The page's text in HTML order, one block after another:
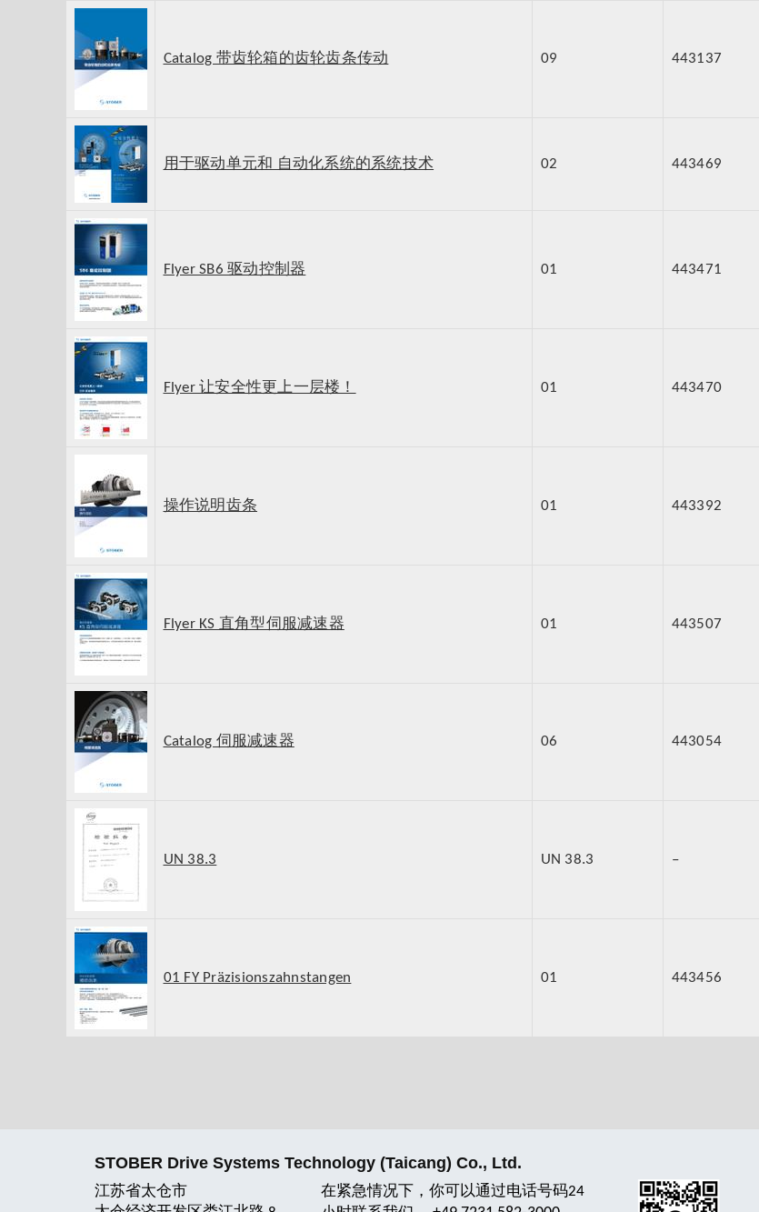
Catalog 带齿轮箱的齿轮齿条传动 09 443137
用于驱动单元和 自动化系统的系统技术 02 443469
Flyer SB6 驱动控制器 01 443471
Flyer 让安全性更上一层楼！ 01 443470
操作说明齿条 01 443392
Flyer KS 直角型伺服减速器 01 443507
Catalog 伺服减速器 06 443054
UN 38.3 UN 38.3 –
01 FY Präzisionszahnstangen 01 443456
STOBER Drive Systems Technology (Taicang) Co., Ltd.
江苏省太仓市
在紧急情况下，你可以通过电话号码24